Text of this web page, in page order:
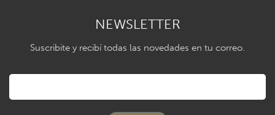
NEWSLETTER
Suscribite y recibí todas las novedades en tu correo.